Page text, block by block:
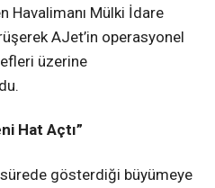
Havalimanı Mülki İdare
AJet’in operasyonel
üzerine
Hat Açtı”
sürede gösterdiği büyümeye